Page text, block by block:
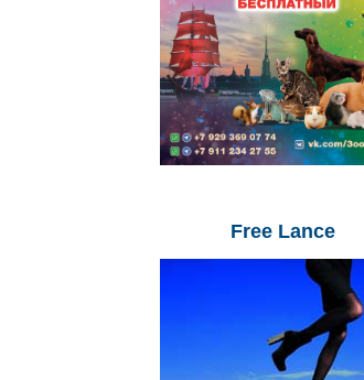
Free Lance